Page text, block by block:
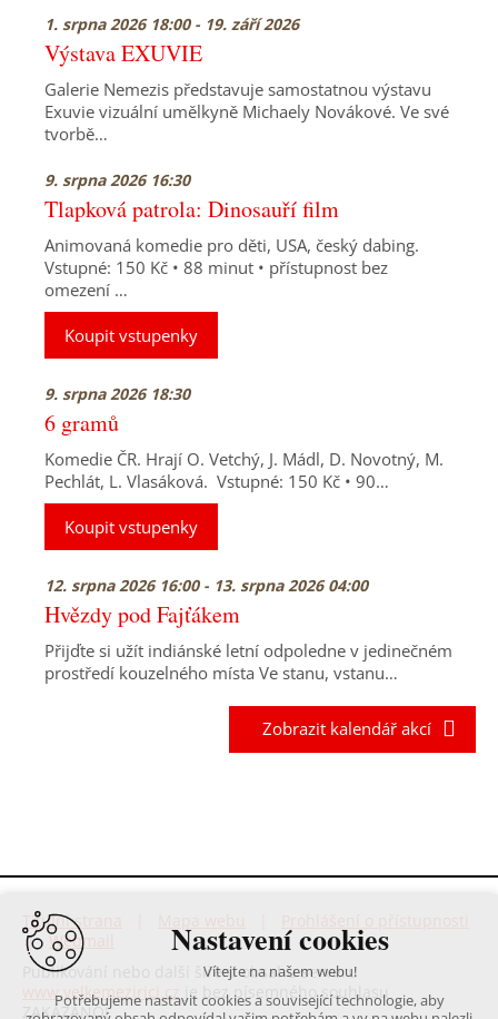
1. srpna 2026 18:00 - 19. září 2026
Výstava EXUVIE
Galerie Nemezis představuje samostatnou výstavu
Exuvie vizuální umělkyně Michaely Novákové. Ve své
tvorbě…
9. srpna 2026 16:30
Tlapková patrola: Dinosauří film
Animovaná komedie pro děti, USA, český dabing.
Vstupné: 150 Kč • 88 minut • přístupnost bez
omezení …
Koupit vstupenky
9. srpna 2026 18:30
6 gramů
Komedie ČR. Hrají O. Vetchý, J. Mádl, D. Novotný, M.
Pechlát, L. Vlasáková. Vstupné: 150 Kč • 90…
Koupit vstupenky
12. srpna 2026 16:00 - 13. srpna 2026 04:00
Hvězdy pod Fajťákem
Přijďte si užít indiánské letní odpoledne v jedinečném
prostředí kouzelného místa Ve stanu, vstanu…
Zobrazit kalendář akcí
Titulní strana
|Webmail
Publikování nebo další šíření obsahu serveru
www.velkemezirici.cz
je bez písemného souhlasu
ZAKÁZÁNO!
Nastavení cookies
Vítejte na našem webu!
Potřebujeme nastavit cookies a související technologie, aby